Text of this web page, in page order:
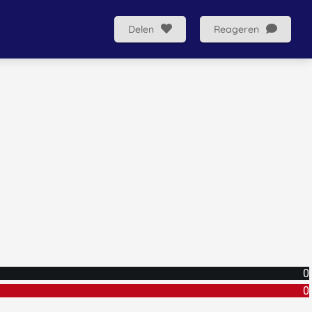
Delen Reageren
0
0